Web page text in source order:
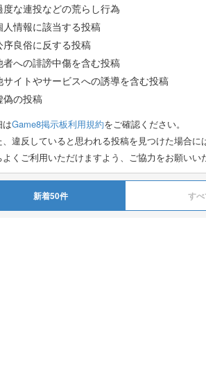
度な連投などの荒らし行為
人情報に該当する投稿
序良俗に反する投稿
者への誹謗中傷を含む投稿
サイトやサービスへの誘導を含む投稿
偽の投稿
はGame8掲示板利用規約をご確認ください。
、違反していると思われる投稿を見つけた場合
くご利用いただけますよう、ご協力をお願いい
新着50件 す